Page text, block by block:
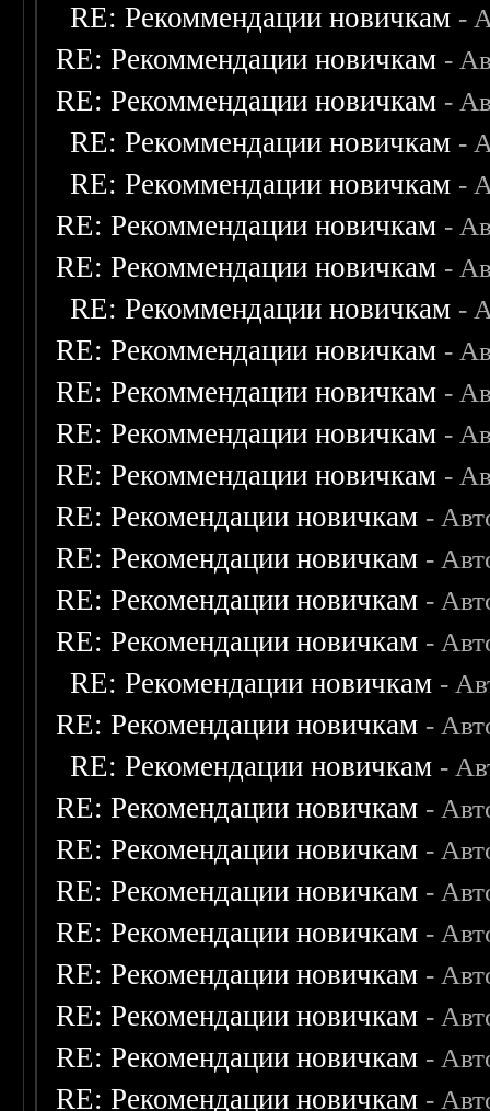
RE: Рекоммендации новичкам -
RE: Рекоммендации новичкам -
RE: Рекоммендации новичкам -
RE: Рекоммендации новичкам -
RE: Рекоммендации новичкам -
RE: Рекоммендации новичкам -
RE: Рекоммендации новичкам -
RE: Рекоммендации новичкам -
RE: Рекоммендации новичкам -
RE: Рекоммендации новичкам -
RE: Рекоммендации новичкам -
RE: Рекоммендации новичкам -
RE: Рекомендации новичкам -
RE: Рекомендации новичкам -
RE: Рекомендации новичкам -
RE: Рекомендации новичкам -
RE: Рекомендации новичкам -
RE: Рекомендации новичкам -
RE: Рекомендации новичкам -
RE: Рекомендации новичкам -
RE: Рекомендации новичкам -
RE: Рекомендации новичкам -
RE: Рекомендации новичкам -
RE: Рекомендации новичкам -
RE: Рекомендации новичкам -
RE: Рекомендации новичкам -
RE: Рекомендации новичкам -